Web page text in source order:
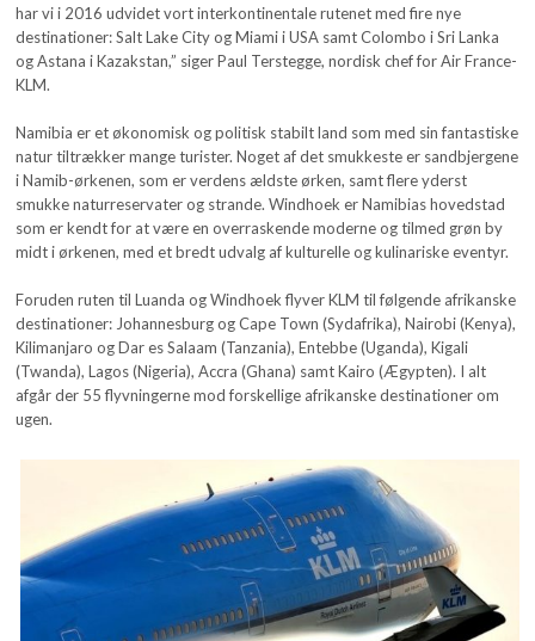
har vi i 2016 udvidet vort interkontinentale rutenet med fire nye
destinationer: Salt Lake City og Miami i USA samt Colombo i Sri Lanka
og Astana i Kazakstan,” siger Paul Terstegge, nordisk chef for Air France-
KLM.
Namibia er et økonomisk og politisk stabilt land som med sin fantastiske
natur tiltrækker mange turister. Noget af det smukkeste er sandbjergene
i Namib-ørkenen, som er verdens ældste ørken, samt flere yderst
smukke naturreservater og strande. Windhoek er Namibias hovedstad
som er kendt for at være en overraskende moderne og tilmed grøn by
midt i ørkenen, med et bredt udvalg af kulturelle og kulinariske eventyr.
Foruden ruten til Luanda og Windhoek flyver KLM til følgende afrikanske
destinationer: Johannesburg og Cape Town (Sydafrika), Nairobi (Kenya),
Kilimanjaro og Dar es Salaam (Tanzania), Entebbe (Uganda), Kigali
(Twanda), Lagos (Nigeria), Accra (Ghana) samt Kairo (Ægypten). I alt
afgår der 55 flyvningerne mod forskellige afrikanske destinationer om
ugen.